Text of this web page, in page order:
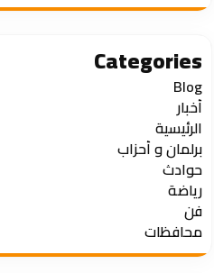
Categories
Blog
أخبار
الرئيسية
برلمان و أحزاب
حوادث
رياضة
فن
محافظات